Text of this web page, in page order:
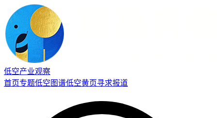
低空产业观察
首页专题低空图谱低空黄页寻求报道